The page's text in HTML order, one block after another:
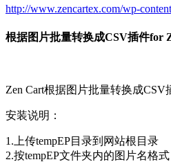
http://www.zencartex.com/wp-
根据图片批量转换成CSV插件for
Zen Cart根据图片批量转换成CSV
安装说明：
1.上传tempEP目录到网站根目录
2.按tempEP文件夹内的图片名格